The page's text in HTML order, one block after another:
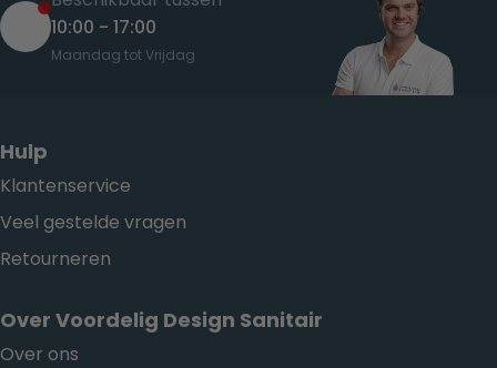
10:00 - 17:00
Maandag tot Vrijdag
Hulp
Klantenservice
Veel gestelde vragen
Retourneren
Over Voordelig Design Sanitair
Over ons